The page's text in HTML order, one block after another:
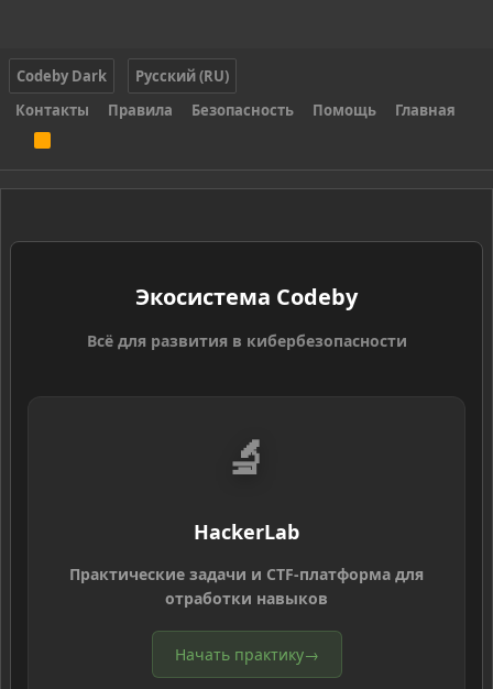
Codeby Dark
Русский (RU)
Контакты
Правила Безопасность Помощь Главная
S
Экосистема Codeby
Всё для развития в кибербезопасности
🔬
HackerLab
Практические задачи и CTF-платформа для
отработки навыков
Начать практику→